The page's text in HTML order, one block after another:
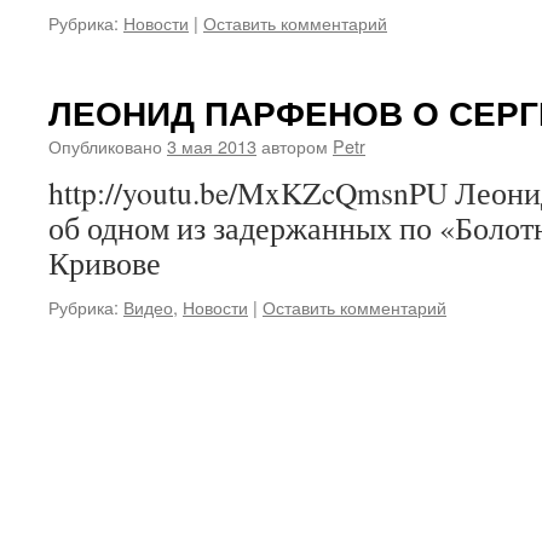
Рубрика: Новости | Оставить комментарий
ЛЕОНИД ПАРФЕНОВ О
Опубликовано 3 мая 2013 автором Petr
http://youtu.be/MxKZcQmsnPU
об одном из задержанных по
Кривове
Рубрика: Видео, Новости | Оставить комментарий